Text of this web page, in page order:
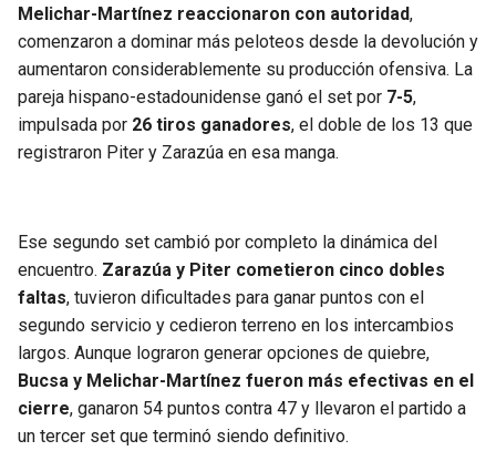
Melichar-Martínez reaccionaron con autoridad,
comenzaron a dominar más peloteos desde la devolución y
aumentaron considerablemente su producción ofensiva. La
pareja hispano-estadounidense ganó el set por 7-5,
impulsada por 26 tiros ganadores, el doble de los 13 que
registraron Piter y Zarazúa en esa manga.
Ese segundo set cambió por completo la dinámica del
encuentro. Zarazúa y Piter cometieron cinco dobles
faltas, tuvieron dificultades para ganar puntos con el
segundo servicio y cedieron terreno en los intercambios
largos. Aunque lograron generar opciones de quiebre,
Bucsa y Melichar-Martínez fueron más efectivas en el
cierre, ganaron 54 puntos contra 47 y llevaron el partido a
un tercer set que terminó siendo definitivo.